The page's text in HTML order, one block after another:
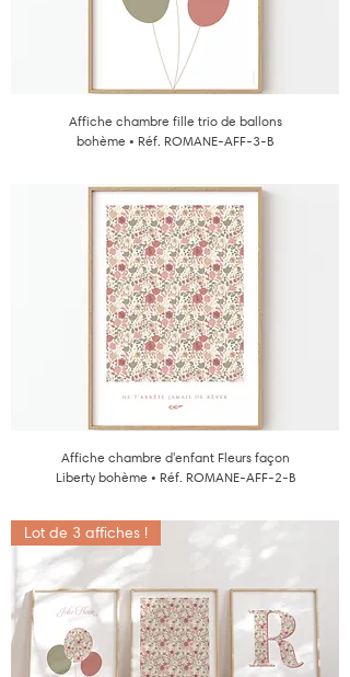
Affiche chambre fille trio de ballons
bohème • Réf. ROMANE-AFF-3-B
Affiche chambre d'enfant Fleurs façon
Liberty bohème • Réf. ROMANE-AFF-2-B
Lot de 3 affiches !